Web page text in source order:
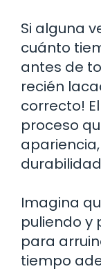
Si alguna
cuánto
antes de
recién
correcto!
proceso
Imagina
puliendo y
para
tiempo